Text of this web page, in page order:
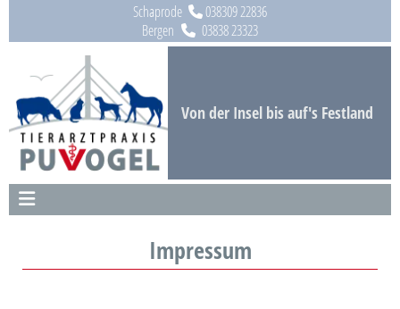
Zum Inhalt springenSchaprode 038309 22836
Bergen  03838 23323
Von der Insel bis auf's Festland
Impressum